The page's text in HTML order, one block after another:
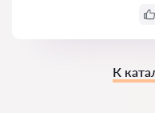
К